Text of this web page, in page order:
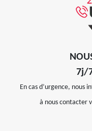
7j/
En cas d’urgence, nous
à nous contacter